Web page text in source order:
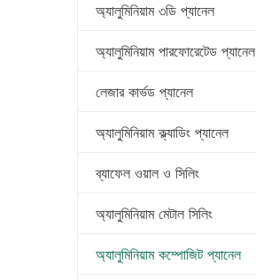
অ্যালুমিনিয়াম ৩ডি প্যানেল
অ্যালুমিনিয়াম পারফোরেটেড প্যানেল
লেজার কার্ভড প্যানেল
অ্যালুমিনিয়াম ক্ল্যাডিং প্যানেল
ব্যাফেল ওয়াল ও সিলিং
অ্যালুমিনিয়াম মেটাল সিলিং
অ্যালুমিনিয়াম কম্পোজিট প্যানেল